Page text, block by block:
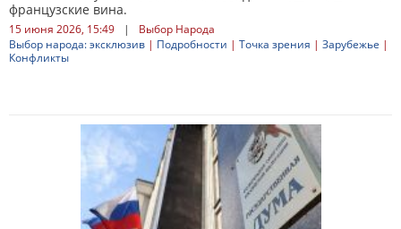
французские вина.
15 июня 2026, 15:49 |
Выбор Народа
Выбор народа: эксклюзив | Подробности | Точка зрения | Зарубежье |
Конфликты